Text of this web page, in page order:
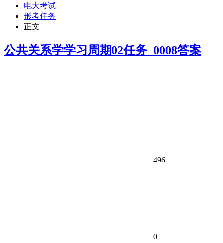
电大考试
形考任务
正文
公共关系学学习周期02任务_0008答案
496
0